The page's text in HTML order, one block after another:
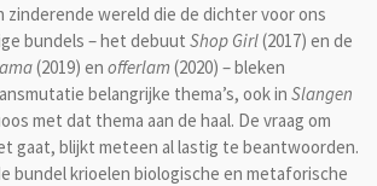
zinderende wereld die de dichter voor ons
bundels – het debuut Shop Girl(2017) en de
(2019) en offerlam (2020) – bleken
belangrijke thema’s, ook in Slangen
met dat thema aan de haal. De vraag om
gaat, blijkt meteen al lastig te beantwoorden.
bundel krioelen biologische en metaforische